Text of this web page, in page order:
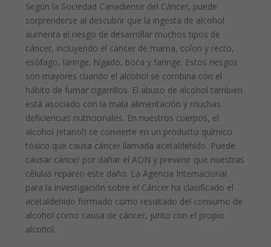
Según la Sociedad Canadiense del Cáncer, puede
sorprenderse al descubrir que la ingesta de alcohol
aumenta el riesgo de desarrollar muchos tipos de
cáncer, incluyendo el cáncer de mama, colon y recto,
esófago, laringe, hígado, boca y faringe. Estos riesgos
son mayores cuando el alcohol se combina con el
hábito de fumar cigarrillos. El abuso de alcohol también
está asociado con la mala alimentación y muchas
deficiencias nutricionales. En nuestros cuerpos, el
alcohol (etanol) se convierte en un producto químico
tóxico que causa cáncer llamada acetaldehído. Puede
causar cáncer por dañar el ADN y prevenir que nuestras
células reparen este daño. La Agencia Internacional
para la investigación sobre el Cáncer ha clasificado el
acetaldehído formado como resultado del consumo de
alcohol como causa de cáncer, junto con el propio
alcohol.